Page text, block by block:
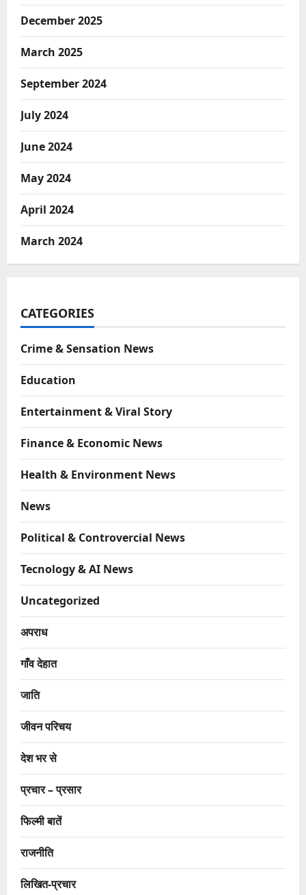
December 2025
March 2025
September 2024
July 2024
June 2024
May 2024
April 2024
March 2024
CATEGORIES
Crime & Sensation News
Education
Entertainment & Viral Story
Finance & Economic News
Health & Environment News
News
Political & Controvercial News
Tecnology & AI News
Uncategorized
अपराध
गाँव देहात
जाति
जीवन परिचय
देश भर से
प्रचार – प्रसार
फिल्मी बातें
राजनीति
लिखित-प्रचार